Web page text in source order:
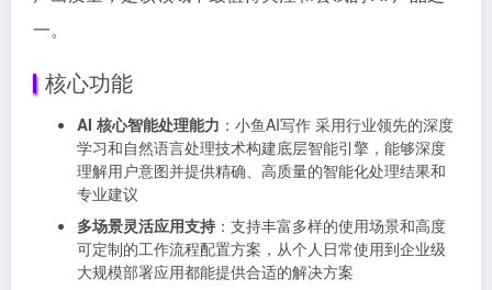
一。
核心功能
AI 核心智能处理能力 ：小鱼AI写作 采用行业领先的深度
学习和自然语言处理技术构建底层智能引擎，能够深度
理解用户意图并提供精确、高质量的智能化处理结果和
专业建议
多场景灵活应用支持 ：支持丰富多样的使用场景和高度
可定制的工作流程配置方案，从个人日常使用到企业级
大规模部署应用都能提供合适的解决方案